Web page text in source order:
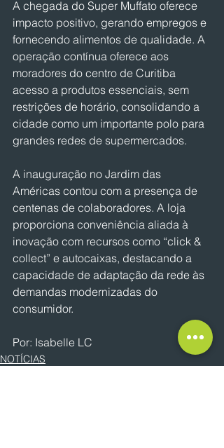
A chegada do Super Muffato oferece
impacto positivo, gerando empregos e
fornecendo alimentos de qualidade. A
operação contínua oferece aos
moradores do centro de Curitiba
acesso a produtos essenciais, sem
restrições de horário, consolidando a
cidade como um importante polo para
grandes redes de supermercados.
A inauguração no Jardim das
Américas contou com a presença de
centenas de colaboradores. A loja
proporciona conveniência aliada à
inovação com recursos como “click &
collect” e autocaixas, destacando a
capacidade de adaptação da rede às
demandas modernizadas do
consumidor.
Por: Isabelle LC
NOTÍCIAS